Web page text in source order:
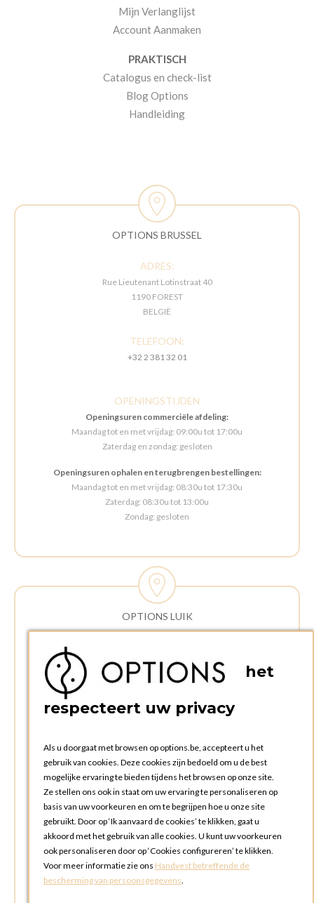
Mijn Verlanglijst
Account Aanmaken
PRAKTISCH
Catalogus en check-list
Blog Options
Handleiding
OPTIONS BRUSSEL
ADRES:
Rue Lieutenant Lotinstraat 40
1190 FOREST
BELGIË
TELEFOON:
+32 2 381 32 01
OPENINGSTIJDEN
Openingsuren commerciële afdeling:
Maandag tot en met vrijdag: 09:00u tot 17:00u
Zaterdag en zondag: gesloten
Openingsuren ophalen en terugbrengen bestellingen:
Maandag tot en met vrijdag: 08:30u tot 17:30u
Zaterdag: 08:30u tot 13:00u
Zondag: gesloten
OPTIONS LUIK
Rue Delvaux 21
4340 AWANS (Othee)
OPENINGSTIJDEN
Openingsuren commerciële afdeling:
Maandag tot en met vrijdag: 09:00u tot 17:00u
Zaterdag en zondag: gesloten
Openingsuren ophalen en terugbrengen bestellingen:
Maandag tot en met vrijdag: 08:30u tot 17:30u
Zaterdag en zondag : gesloten (afhaling via box mogelijk)
het
respecteert uw privacy
Als u doorgaat met browsen op options.be, accepteert u het
gebruik van cookies. Deze cookies zijn bedoeld om u de best
mogelijke ervaring te bieden tijdens het browsen op onze site.
Ze stellen ons ook in staat om uw ervaring te personaliseren op
basis van uw voorkeuren en om te begrijpen hoe u onze site
gebruikt. Door op ‘Ik aanvaard de cookies’ te klikken, gaat u
akkoord met het gebruik van alle cookies. U kunt uw voorkeuren
ook personaliseren door op ‘Cookies configureren’ te klikken.
Voor meer informatie zie ons Handvest betreffende de
bescherming van persoonsgegevens.